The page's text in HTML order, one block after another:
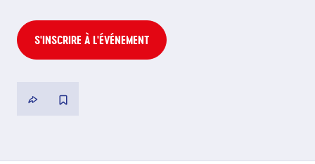
S'INSCRIRE À L'ÉVÉNEMENT